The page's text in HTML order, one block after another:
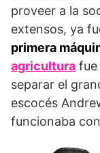
proveer a la
extensos, ya
primera
agricultura fue
separar el
escocés
funcionaba